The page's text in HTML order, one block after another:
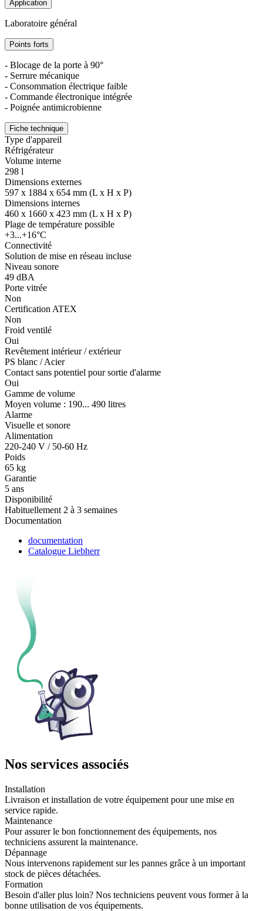
Application
Laboratoire général
Points forts
- Blocage de la porte à 90°
- Serrure mécanique
- Consommation électrique faible
- Commande électronique intégrée
- Poignée antimicrobienne
Fiche technique
Type d'appareil
Réfrigérateur
Volume interne
298 l
Dimensions externes
597 x 1884 x 654 mm (L x H x P)
Dimensions internes
460 x 1660 x 423 mm (L x H x P)
Plage de température possible
+3...+16°C
Connectivité
Solution de mise en réseau incluse
Niveau sonore
49 dBA
Porte vitrée
Non
Certification ATEX
Non
Froid ventilé
Oui
Revêtement intérieur / extérieur
PS blanc / Acier
Contact sans potentiel pour sortie d'alarme
Oui
Gamme de volume
Moyen volume : 190... 490 litres
Alarme
Visuelle et sonore
Alimentation
220-240 V / 50-60 Hz
Poids
65 kg
Garantie
5 ans
Disponibilité
Habituellement 2 à 3 semaines
Documentation
documentation
Catalogue Liebherr
Nos services associés
Installation
Livraison et installation de votre équipement pour une mise en
service rapide.
Maintenance
Pour assurer le bon fonctionnement des équipements, nos
techniciens assurent la maintenance.
Dépannage
Nous intervenons rapidement sur les pannes grâce à un important
stock de pièces détachées.
Formation
Besoin d'aller plus loin? Nos techniciens peuvent vous former à la
bonne utilisation de vos équipements.